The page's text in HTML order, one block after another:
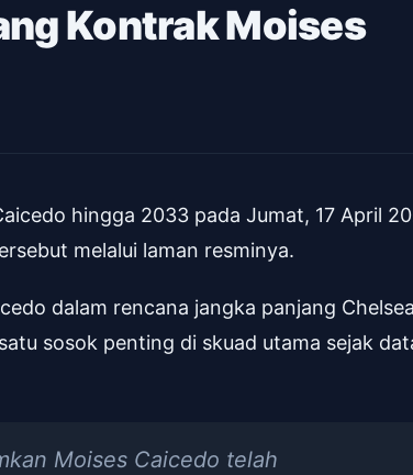
Kontrak Moises
hingga 2033 pada Jumat, 17 April
melalui laman resminya.
dalam rencana jangka panjang
sosok penting di skuad utama sejak
Moises Caicedo telah